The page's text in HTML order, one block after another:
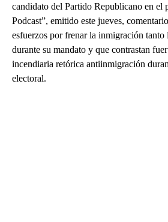
candidato del Partido Republicano en el
Podcast”, emitido este jueves,
esfuerzos por frenar la inmigración tanto
durante su mandato y que contrastan
incendiaria retórica antiinmigración
electoral.